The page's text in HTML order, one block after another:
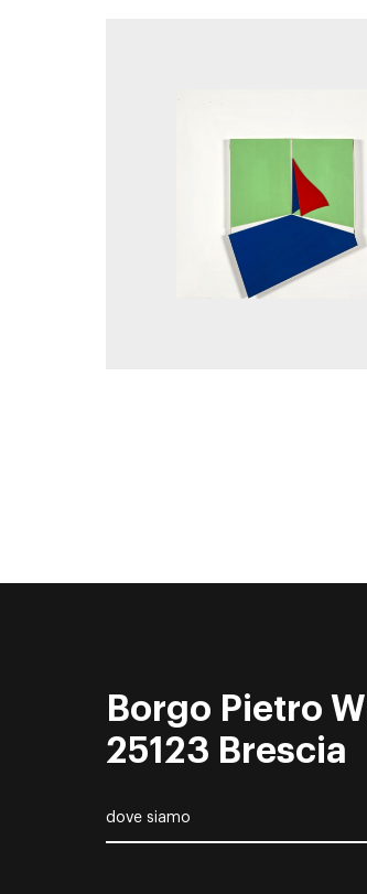
Borgo Pietro
25123 Brescia
dove siamo